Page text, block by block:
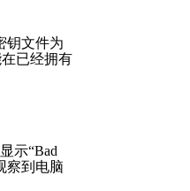
钥文件为
已经拥有
示“Bad
察到电脑